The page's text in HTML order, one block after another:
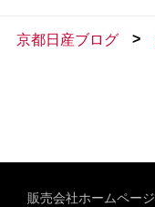
京都日産ブログ >
販売会社ホームページ